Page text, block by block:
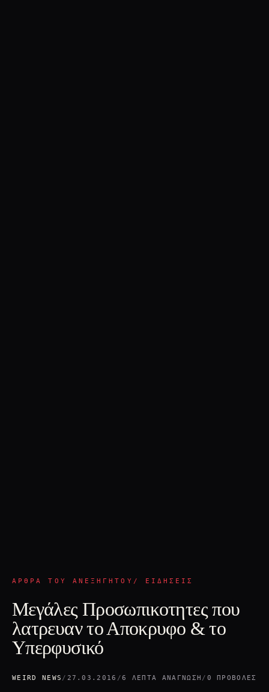
ΆΡΘΡΑ ΤΟΥ ΑΝΕΞΉΓΗΤΟΥ/ ΕΙΔΉΣΕΙΣ
Μεγάλες Προσωπικοτητες που
λατρευαν το Αποκρυφο & το
Υπερφυσικό
WEIRD NEWS / 27.03.2016 /6 ΛΕΠΤΆ ΑΝΆΓΝΩΣΗ / 0 ΠΡΟΒΟΛΈΣ